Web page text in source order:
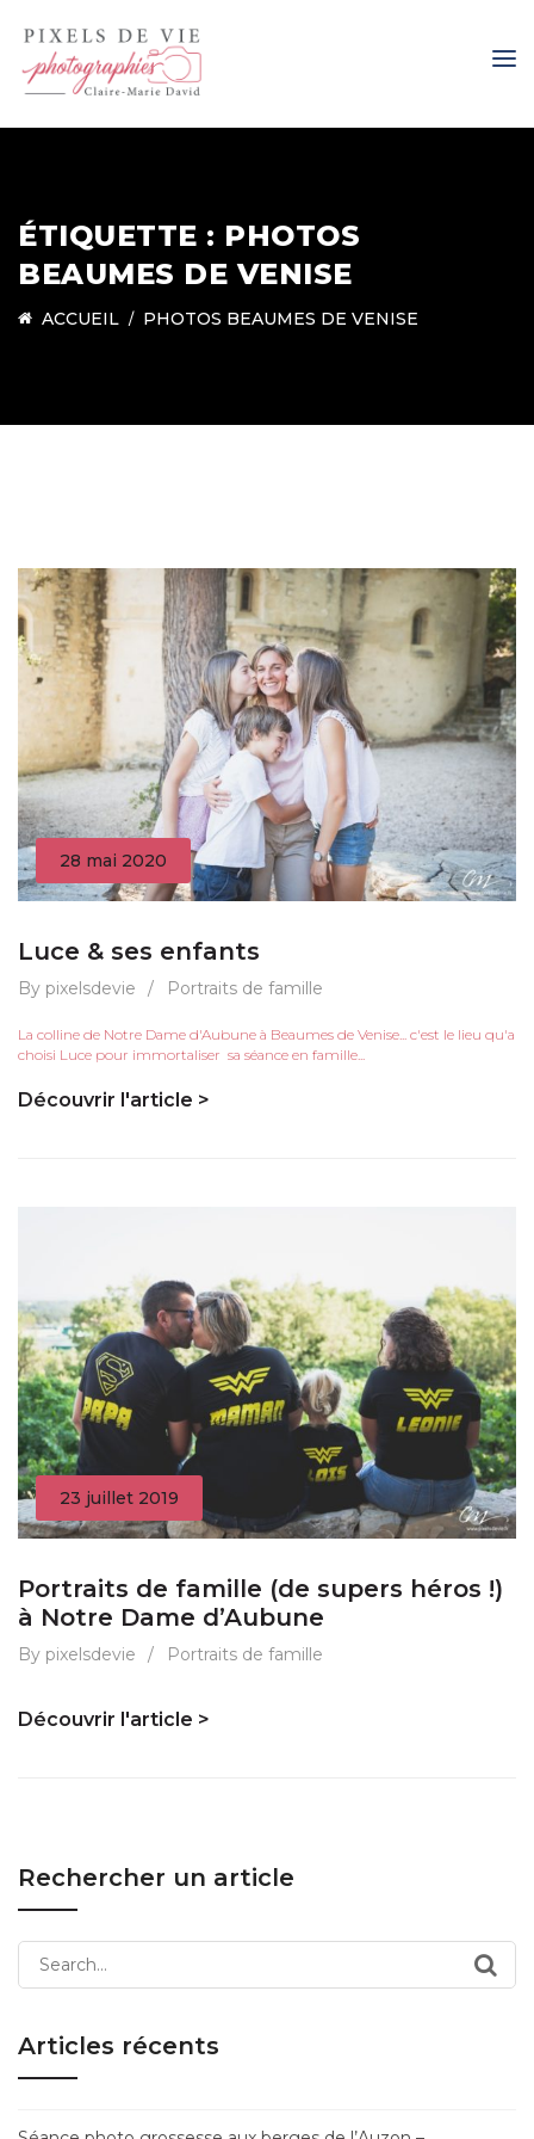
ÉTIQUETTE : PHOTOS
BEAUMES DE VENISE
ACCUEIL PHOTOS BEAUMES DE VENISE
28 mai 2020
Luce & ses enfants
By pixelsdevie / Portraits de famille
La colline de Notre Dame d'Aubune à Beaumes de Venise... c'est le lieu qu'a
choisi Luce pour immortaliser sa séance en famille...
Découvrir l'article >
23 juillet 2019
Portraits de famille (de supers héros !)
à Notre Dame d’Aubune
By pixelsdevie / Portraits de famille
Découvrir l'article >
Rechercher un article
Search
for:
Articles récents